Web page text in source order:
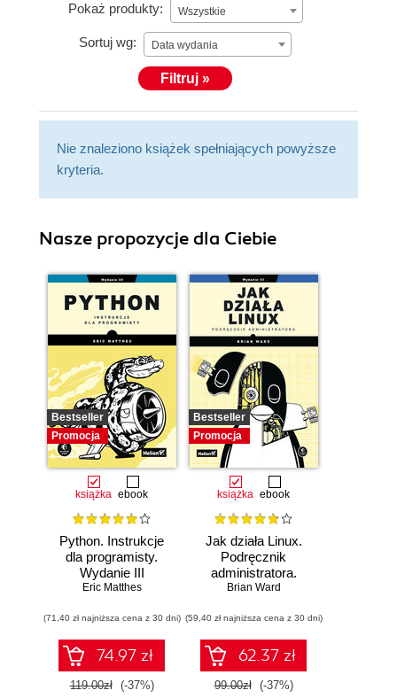
Pokaż produkty: Wszystkie
Sortuj wg: Data wydania
Filtruj »
Nie znaleziono książek spełniających powyższe
kryteria.
Nasze propozycje dla Ciebie
Bestseller
Promocja
książka ebook
Python. Instrukcje
dla programisty.
Wydanie III
Eric Matthes
(71,40 zł najniższa cena z 30 dni)
74.97 zł
119.00zł (-37%)
Bestseller
Promocja
książka ebook
Jak działa Linux.
Podręcznik
administratora.
Wydanie III
Brian Ward
(59,40 zł najniższa cena z 30 dni)
62.37 zł
99.00zł (-37%)